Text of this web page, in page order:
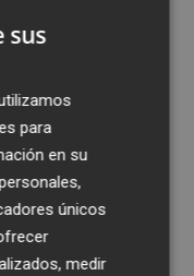
por el Centro
de la
del sistema
de
su sede en
territorial
penal,
sus
para
en su
únicos
medir